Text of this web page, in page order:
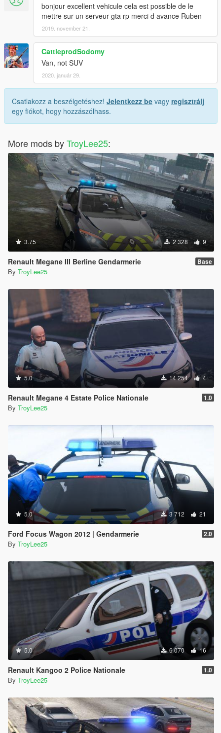
bonjour excellent vehicule cela est possible de le
mettre sur un serveur gta rp merci d avance Ruben
2019. november 21.
CattleprodSodomy
Van, not SUV
2020. január 29.
Csatlakozz a beszélgetéshez! Jelentkezz be vagy regisztrálj
egy fiókot, hogy hozzászólhass.
More mods byTroyLee25:
3.75 2 328 9
Renault Megane III Berline Gendarmerie Base
By TroyLee25
5.0 14 254 4
Renault Megane 4 Estate Police Nationale 1.0
By TroyLee25
5.0 3 712 21
Ford Focus Wagon 2012 | Gendarmerie 2.0
By TroyLee25
5.0 6 070 16
Renault Kangoo 2 Police Nationale 1.0
By TroyLee25